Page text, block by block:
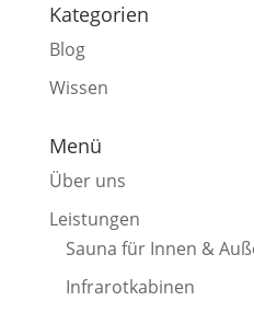
Kategorien
Blog
Wissen
Menü
Über uns
Leistungen
Sauna für Innen &
Infrarotkabinen